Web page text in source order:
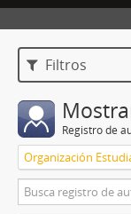
Filtros
Registro de
Organización